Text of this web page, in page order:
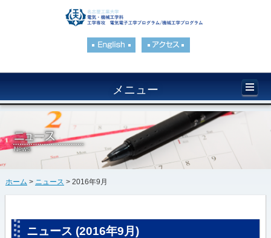
メニュー
ホーム > ニュース > 2016年9月
ニュース (2016年9月)